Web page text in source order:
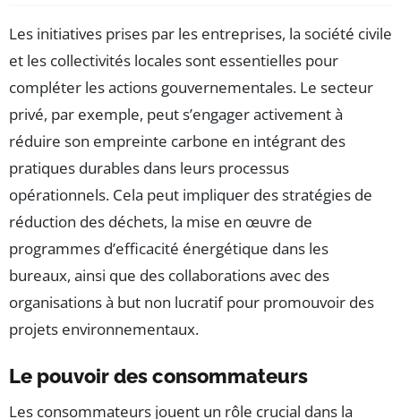
Les initiatives prises par les entreprises, la société civile
et les collectivités locales sont essentielles pour
compléter les actions gouvernementales. Le secteur
privé, par exemple, peut s’engager activement à
réduire son empreinte carbone en intégrant des
pratiques durables dans leurs processus
opérationnels. Cela peut impliquer des stratégies de
réduction des déchets, la mise en œuvre de
programmes d’efficacité énergétique dans les
bureaux, ainsi que des collaborations avec des
organisations à but non lucratif pour promouvoir des
projets environnementaux.
Le pouvoir des consommateurs
Les consommateurs jouent un rôle crucial dans la